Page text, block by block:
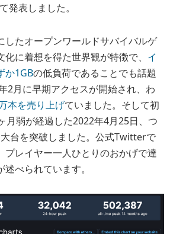
発表しました。
したオープンワールドサバイバルゲ
に着想を得た世界観が特徴で、 イ
か1GBの低負荷であることでも話題
2月に早期アクセスが開始され、わ
本を売り上げていました。そして初
月弱が経過した2022年4月25日、つ
台を突破しました。公式Twitterで
プレイヤー一人ひとりのおかげで達
べられています。